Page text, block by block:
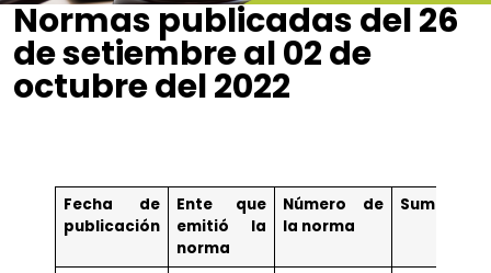
Normas publicadas del 26
de setiembre al 02 de
octubre del 2022
Fecha de
publicación
Ente que
emitió la
norma
Número de
la norma
Sumilla